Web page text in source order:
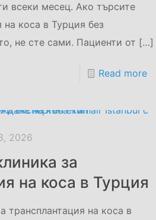
всеки месец. Ако търсите
на коса в Турция без
не сте сами. Пациенти от […]
Read more
2026
за
на коса в Турция
трансплантация на коса в